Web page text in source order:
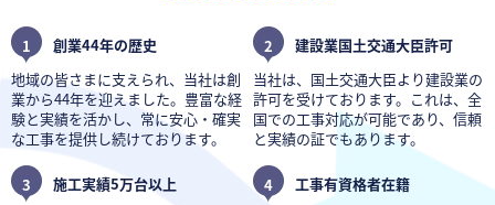
1
創業44年の歴史
地域の皆さまに支えられ、当社は創
業から44年を迎えました。豊富な経
験と実績を活かし、常に安心・確実
な工事を提供し続けております。
2
建設業国土交通大臣許可
当社は、国土交通大臣より建設業の
許可を受けております。これは、全
国での工事対応が可能であり、信頼
と実績の証でもあります。
3
施工実績5万台以上
4
工事有資格者在籍